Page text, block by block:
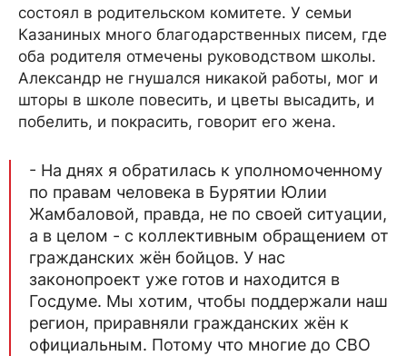
состоял в родительском комитете. У семьи
Казаниных много благодарственных писем, где
оба родителя отмечены руководством школы.
Александр не гнушался никакой работы, мог и
шторы в школе повесить, и цветы высадить, и
побелить, и покрасить, говорит его жена.
- На днях я обратилась к уполномоченному
по правам человека в Бурятии Юлии
Жамбаловой, правда, не по своей ситуации,
а в целом - с коллективным обращением от
гражданских жён бойцов. У нас
законопроект уже готов и находится в
Госдуме. Мы хотим, чтобы поддержали наш
регион, приравняли гражданских жён к
официальным. Потому что многие до СВО